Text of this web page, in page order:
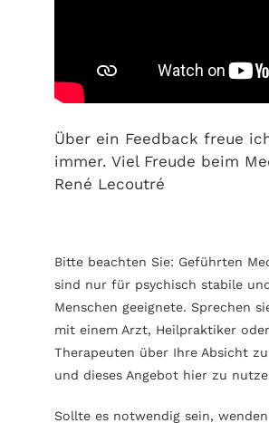
Über ein Feedback freue
immer. Viel Freude beim
René Lecoutré
Bitte beachten Sie: Geführten
sind nur für psychisch stabile
Menschen geeignete. Sprechen
mit einem Arzt, Heilpraktiker oder
Therapeuten über Ihre Absicht
und dieses Angebot hier zu
Sollte es notwendig sein,